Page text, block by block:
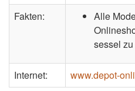
Fakten:
Alle
sessel
Internet: www.depot-